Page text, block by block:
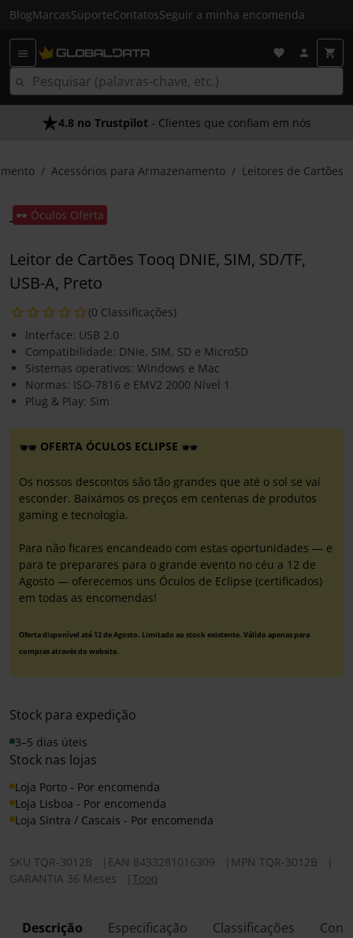
BlogMarcasSuporteContatosSeguir a minha encomenda
4.8 no Trustpilot - Clientes que confiam em nós
Acessórios para Armazenamento Leitores de Cartões
🕶️ Óculos Oferta
Leitor de Cartões Tooq DNIE, SIM, SD/TF,
USB-A, Preto
(0 Classificações)
Interface: USB 2.0
Compatibilidade: DNIe, SIM, SD e MicroSD
Sistemas operativos: Windows e Mac
Normas: ISO-7816 e EMV2 2000 Nível 1
Plug & Play: Sim
OFERTA ÓCULOS ECLIPSE
Os nossos descontos são tão grandes que até o sol se vai
esconder. Baixámos os preços em centenas de produtos
gaming e tecnologia.
Para não ficares encandeado com estas oportunidades — e
para te preparares para o grande evento no céu a 12 de
Agosto — oferecemos uns Óculos de Eclipse (certificados)
em todas as encomendas!
Oferta disponível até 12 de Agosto. Limitado ao stock existente. Válido apenas para
compras através do website.
Stock para expedição
3–5 dias úteis
Stock nas lojas
Loja Porto - Por encomenda
Loja Lisboa - Por encomenda
Loja Sintra / Cascais - Por encomenda
SKU TQR-3012B EAN 8433281016309 MPN TQR-3012B
GARANTIA 36 Meses
Tooq
Descrição Especificação Classificações